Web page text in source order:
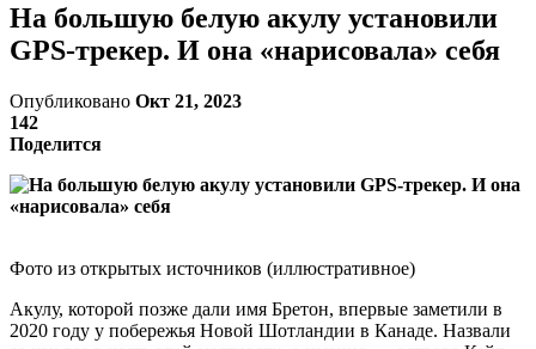
На большую белую акулу установили
GPS-трекер. И она «нарисовала» себя
Опубликовано Окт 21, 2023
142
Поделится
Фото из открытых источников (иллюстративное)
Акулу, которой позже дали имя Бретон, впервые заметили в
2020 году у побережья Новой Шотландии в Канаде. Назвали